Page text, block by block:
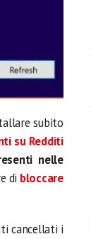
subito
su Redditi
nelle
di bloccare
cancellati i